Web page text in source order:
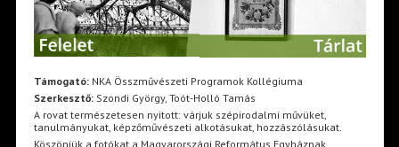
Támogató:NKA Összművészeti Programok Kollégiuma
Szerkesztő:Szondi György, Toót-Holló Tamás
A rovat természetesen nyitott: várjuk szépirodalmi művüket,
tanulmányukat, képzőművészeti alkotásukat, hozzászólásukat.
Köszönjük a fotókat a Magyarországi Református Egyháznak